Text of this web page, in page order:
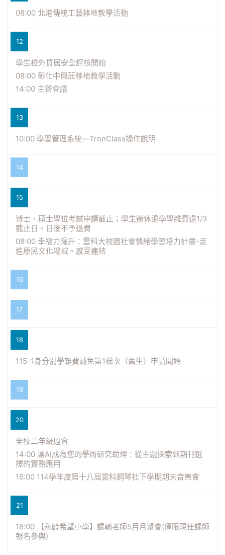
08:00 北港傳統工藝移地教學活動
12
學生校外賃居安全評核開始
08:00 彰化中興莊移地教學活動
14:00 主管會議
13
10:00 學習管理系統—TronClass操作說明
14
15
博士、碩士學位考試申請截止；學生辦休退學學雜費退1/3
截止日，日後不予退費
08:00 幸福力躍升：雲科大校園社會情緒學習培力計畫-走
進原民文化場域・感受連結
16
17
18
115-1身分別學雜費減免第1梯次（舊生）申請開始
19
20
全校二年級週會
14:00 讓AI成為您的學術研究助理：從主題探索到期刊選
擇的實務應用
16:00 114學年度第十八屆雲科鋼琴社下學期期末音樂會
21
18:00 【永齡希望小學】課輔老師5月月聚會(僅限現任課師
報名參與)